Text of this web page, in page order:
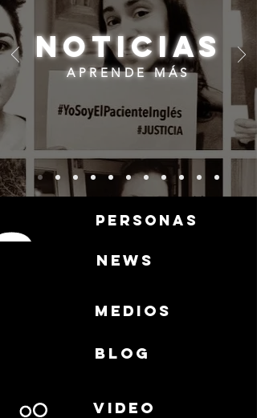
personas
news
medios
BLOG
video
noticias
APRENDE MÁS